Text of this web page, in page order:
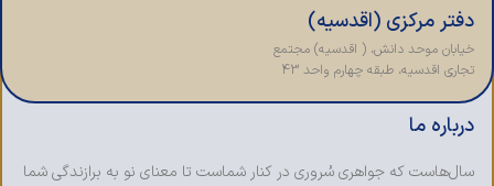
دفتر مرکزی (اقدسیه)
خیابان موحد دانش، ( اقدسیه) مجتمع
تجاری اقدسیه، طبقه چهارم واحد 43
درباره ما
سال‌هاست که جواهری سُروری در کنار شماست تا معنای نو به برازندگی شما